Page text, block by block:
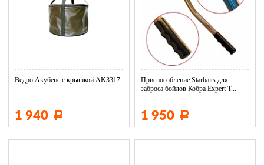
Ведро Акубенс с крышкой AK3317
1 940 Р
Приспособление Starbaits для
заброса бойлов Кобра Expert T...
1 950 Р